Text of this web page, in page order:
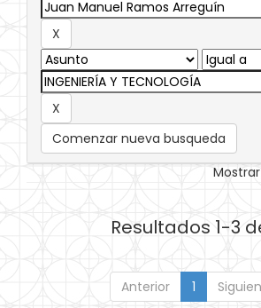
Comenzar nueva busqueda
Resultados 1-3
Anterior 1